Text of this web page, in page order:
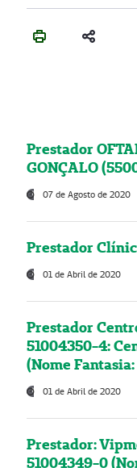
Prestador
GONÇALO
07 de Agosto de 2020
Prestador
01 de Abril de 2020
Prestador
51004350-4:
(Nome
01 de Abril de 2020
Prestador:
51004349-0